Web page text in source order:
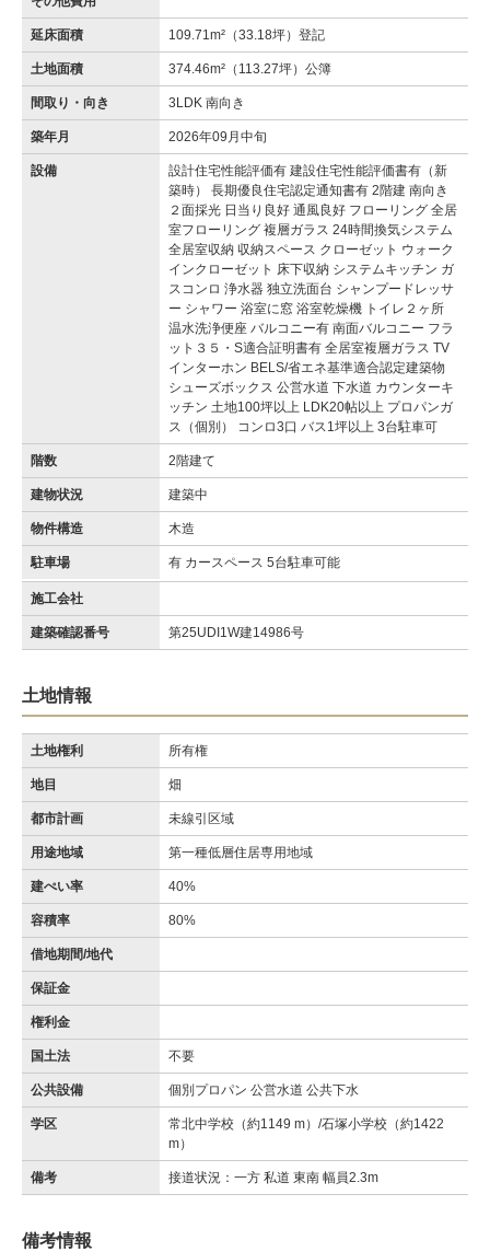
延床面積 109.71m²（33.18坪）登記
土地面積 374.46m²（113.27坪）公簿
間取り・向き 3LDK 南向き
築年月 2026年09月中旬
設備
設計住宅性能評価有 建設住宅性能評価書有（新
築時） 長期優良住宅認定通知書有 2階建 南向き
２面採光 日当り良好 通風良好 フローリング 全居
室フローリング 複層ガラス 24時間換気システム
全居室収納 収納スペース クローゼット ウォーク
インクローゼット 床下収納 システムキッチン ガ
スコンロ 浄水器 独立洗面台 シャンプードレッサ
ー シャワー 浴室に窓 浴室乾燥機 トイレ２ヶ所
温水洗浄便座 バルコニー有 南面バルコニー フラ
ット３５・S適合証明書有 全居室複層ガラス TV
インターホン BELS/省エネ基準適合認定建築物
シューズボックス 公営水道 下水道 カウンターキ
ッチン 土地100坪以上 LDK20帖以上 プロパンガ
ス（個別） コンロ3口 バス1坪以上 3台駐車可
階数 2階建て
建物状況 建築中
物件構造 木造
駐車場 有 カースペース 5台駐車可能
施工会社
建築確認番号 第25UDI1W建14986号
土地情報
土地権利 所有権
地目 畑
都市計画 未線引区域
用途地域 第一種低層住居専用地域
建ぺい率 40%
容積率 80%
借地期間/地代
保証金
権利金
国土法 不要
公共設備 個別プロパン 公営水道 公共下水
学区
常北中学校（約1149 m）/石塚小学校（約1422
m）
備考 接道状況：一方 私道 東南 幅員2.3m
備考情報